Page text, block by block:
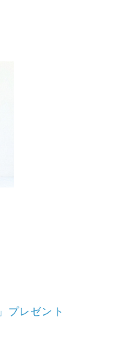
プレゼント